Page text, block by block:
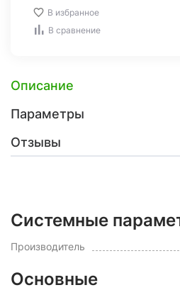
В избранное
В сравнение
Описание
Параметры
Отзывы
Системные
Производитель
Основные